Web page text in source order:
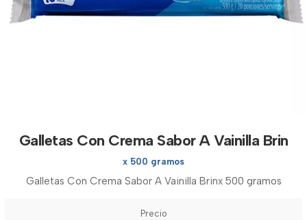
Galletas Con Crema Sabor A Vainilla Brin
x 500 gramos
Galletas Con Crema Sabor A Vainilla Brinx 500 gramos
Precio